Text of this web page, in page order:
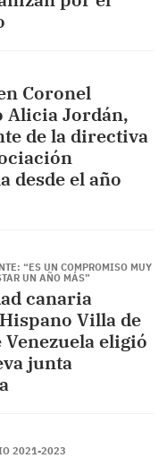
Coronel
Alicia Jordán,
de la directiva
desde el año
“ES UN COMPROMISO MUY
UN AÑO MÁS”
canaria
Villa de
Venezuela eligió
junta
2021-2023